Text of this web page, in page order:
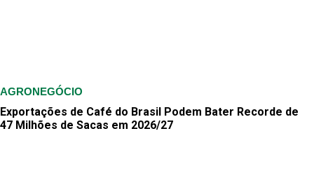
AGRONEGÓCIO
Exportações de Café do Brasil Podem Bater Recorde de
47 Milhões de Sacas em 2026/27